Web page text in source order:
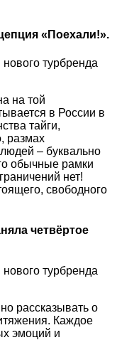
«Поехали!».
на той
в России в
тайги,
размах
– буквально
обычные рамки
нет!
свободного
четвёртое
рассказывать о
Каждое
эмоций и